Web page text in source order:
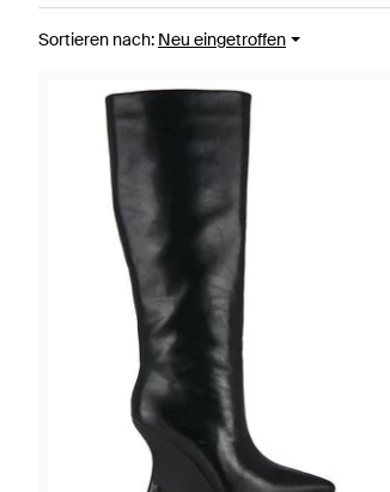
Sortieren nach: Neu eingetroffen